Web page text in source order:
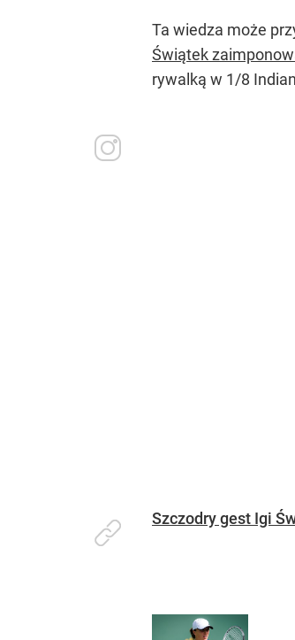
Ta wiedza może
Świątek
rywalką w 1/8
Szczodry gest Igi